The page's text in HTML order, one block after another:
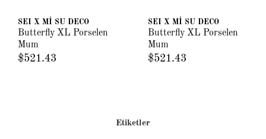
SEI X Mİ SU DECO
Butterfly XL Porselen
Mum
$521.43
SEI X Mİ SU DECO
Butterfly XL Porselen
Mum
$521.43
Etiketler